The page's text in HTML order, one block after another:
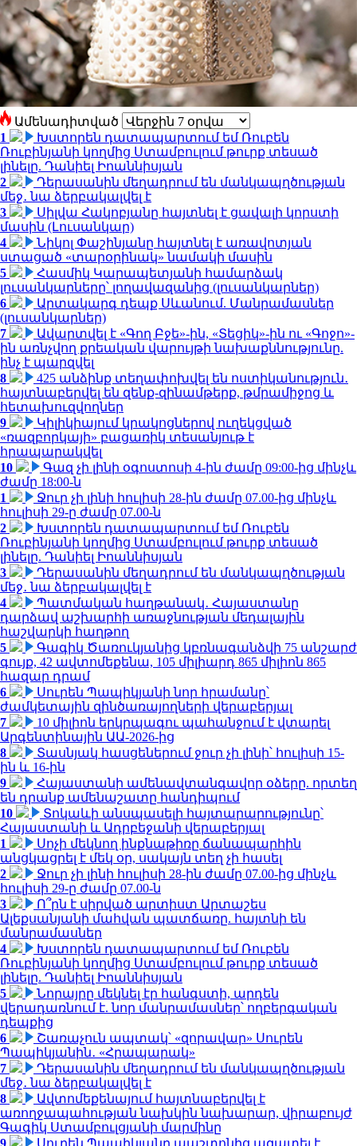
Ամենադիտված
1
Խստորեն դատապարտում եմ Ռուբեն
Ռուբինյանի կողմից Ստամբուլում թուրք տեսած
լինելը. Դանիել Իոաննիսյան
2
Դերասանին մեղադրում են մանկապղծության
մեջ․ նա ձերբակալվել է
3
Սիլվա Հակոբյանը հայտնել է ցավալի կորստի
մասին (Լուսանկար)
4
Նիկոլ Փաշինյանը հայտնել է առավոտյան
ստացած «տարօրինակ» նամակի մասին
5
Հասմիկ Կարապետյանի համարձակ
լուսանկարները՝ լողավազանից (լուսանկարներ)
6
Արտակարգ դեպք Սևանում. Մանրամասներ
(լուսանկարներ)
7
Ավարտվել է «Գող Բջե»-ին, «Տեցիկ»-ին ու «Գոջո»-
ին առնչվող քրեական վարույթի նախաքննությունը.
ինչ է պարզվել
8
425 անձինք տեղափոխվել են ոստիկանություն․
հայտնաբերվել են զենք-զինամթերք, թմրամիջոց և
հետախուզվողներ
9
Կիլիկիայում կրակոցներով ուղեկցված
«ռազբորկայի» բացառիկ տեսանյութ է
հրապարակվել
10
Գազ չի լինի օգոստոսի 4-ին ժամը 09:00-ից մինչև
ժամը 18:00-ն
1
Ջուր չի լինի հուլիսի 28-ին ժամը 07.00-ից մինչև
հուլիսի 29-ը ժամը 07.00-ն
2
Խստորեն դատապարտում եմ Ռուբեն
Ռուբինյանի կողմից Ստամբուլում թուրք տեսած
լինելը. Դանիել Իոաննիսյան
3
Դերասանին մեղադրում են մանկապղծության
մեջ․ նա ձերբակալվել է
4
Պատմական հաղթանակ․ Հայաստանը
դարձավ աշխարհի առաջնության մեդալային
հաշվարկի հաղթող
5
Գագիկ Ծառուկյանից կբռնագանձվի 75 անշարժ
գույք, 42 ավտոմեքենա, 105 միլիարդ 865 միլիոն 865
հազար դրամ
6
Սուրեն Պապիկյանի նոր հրամանը՝
ժամկետային զինծառայողների վերաբերյալ
7
10 միլիոն երկրպագու պահանջում է վտարել
Արգենտինային ԱԱ-2026-ից
8
Տասնյակ հասցեներում ջուր չի լինի՝ հուլիսի 15-
ին և 16-ին
9
Հայաստանի ամենավտանգավոր օձերը. որտեղ
են դրանք ամենաշատը հանդիպում
10
Տոկաևի անսպասելի հայտարարությունը՝
Հայաստանի և Ադրբեջանի վերաբերյալ
1
Սոչի մեկնող ինքնաթիռը ճանապարհին
անցկացրել է մեկ օր, սակայն տեղ չի հասել
2
Ջուր չի լինի հուլիսի 28-ին ժամը 07.00-ից մինչև
հուլիսի 29-ը ժամը 07.00-ն
3
Ո՞րն է սիրված արտիստ Արտաշես
Ալեքսանյանի մահվան պատճառը. հայտնի են
մանրամասներ
4
Խստորեն դատապարտում եմ Ռուբեն
Ռուբինյանի կողմից Ստամբուլում թուրք տեսած
լինելը. Դանիել Իոաննիսյան
5
Նորայրը մեկնել էր հանգստի, արդեն
վերադառնում է. նոր մանրամասներ՝ ողբերգական
դեպքից
6
Շառաչուն ապտակ՝ «զորավար» Սուրեն
Պապիկյանին․ «Հրապարակ»
7
Դերասանին մեղադրում են մանկապղծության
մեջ․ նա ձերբակալվել է
8
Ավտոմեքենայում հայտնաբերվել է
առողջապահության նախկին նախարար, վիրաբույժ
Գագիկ Ստամբուլցյանի մարմինը
9
Սուրեն Պապիկյանը պաշտոնից ազատել է